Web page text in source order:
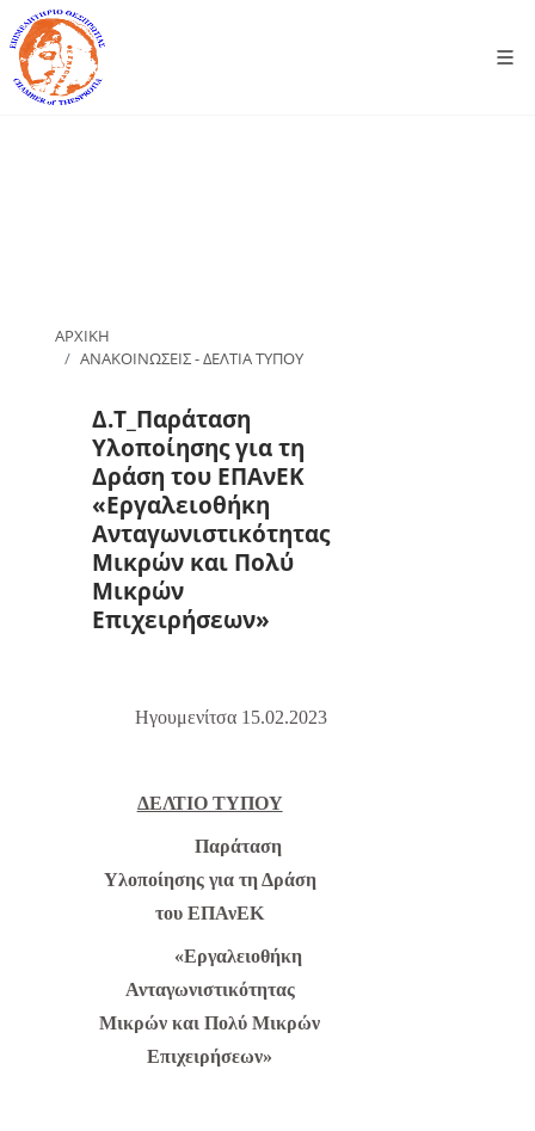
ΑΡΧΙΚΗ
ΑΝΑΚΟΙΝΩΣΕΙΣ - ΔΕΛΤΙΑ ΤΥΠΟΥ
Δ.Τ_Παράταση
Υλοποίησης για τη
Δράση του ΕΠΑνΕΚ
«Εργαλειοθήκη
Ανταγωνιστικότητας
Μικρών και Πολύ
Μικρών
Επιχειρήσεων»
Ηγουμενίτσα 1 5.02.2023
ΔΕΛΤΙΟ ΤΥΠΟΥ
Παράταση
Υλοποίησης για τη Δράση
του ΕΠΑνΕΚ
«Εργαλειοθήκη
Ανταγωνιστικότητας
Μικρών και Πολύ Μικρών
Επιχειρήσεων»